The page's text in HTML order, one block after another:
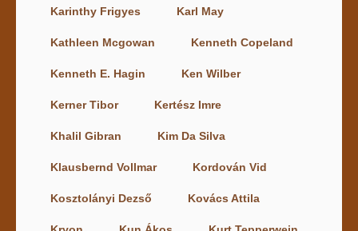
Karinthy Frigyes Karl May
Kathleen Mcgowan Kenneth Copeland
Kenneth E. Hagin Ken Wilber
Kerner Tibor Kertész Imre
Khalil Gibran Kim Da Silva
Klausbernd Vollmar Kordován Vid
Kosztolányi Dezső Kovács Attila